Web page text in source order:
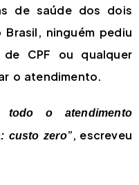
de saúde dos dois
ninguém pediu
CPF ou qualquer
o atendimento.
o atendimento
custo zero”, escreveu